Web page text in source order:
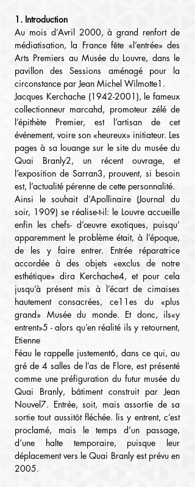
1. Introduction
Au mois d’Avril 2000, à grand renfort de
médiatisation, la France fête «l’entrée» des
Arts Premiers au Musée du Louvre, dans le
pavillon des Sessions aménagé pour la
circonstance par Jean­ Michel Wilmotte1.
Jacques Kerchache (1942-2001), le fameux
collectionneur marcahd, promoteur zélé de
l’épithète Premier, est l’artisan de cet
événement, voire son «heureux» initiateur. Les
pages à sa louange sur le site du musée du
Quai Branly2, un récent ouvrage, et
l’exposition de Sarran3, prouvent, si besoin
est, l’actualité pérenne de cette personnalité.
Ainsi le souhait d’Apollinaire (Journal du
soir, 1909) se réalise-t-il: le Louvre accueille
enfin les chefs- d’œuvre exotiques, puisqu’
apparemment le problème était, à l’époque,
de les y faire entrer. Entrée réparatrice
accordée à des objets «exclus de notre
esthétique» dira Kerchache4, et pour cela
jusqu’à présent mis à l’écart de cimaises
hautement consacrées, ce11es du «plus
grand» Musée du monde. Et donc, ils«y
entrent»5 - alors qu’en réalité ils y retournent,
Etienne
Féau le rappelle justement6, dans ce qui, au
gré de 4 salles de l’as de Flore, est présenté
comme une préfiguration du futur musée du
Quai Branly, bâtiment construit par Jean
Nouvel7. Entrée, soit, mais assortie de sa
sortie tout aussitôt fléchée. lis y entrent, c’est
proclamé, mais le temps d’un passage,
d’une halte temporaire, puisque leur
déplacement vers le Quai Branly est prévu en
2005.